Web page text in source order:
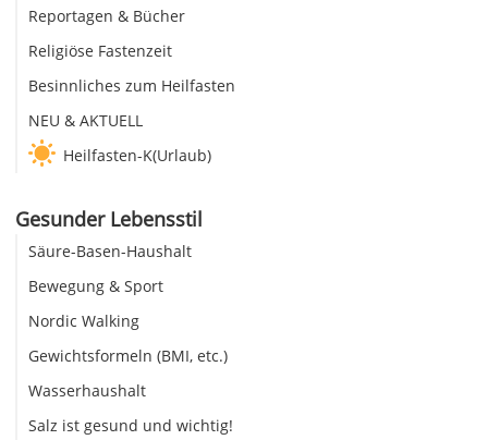
Reportagen & Bücher
Religiöse Fastenzeit
Besinnliches zum Heilfasten
NEU & AKTUELL
Heilfasten-K(Urlaub)
Gesunder Lebensstil
Säure-Basen-Haushalt
Bewegung & Sport
Nordic Walking
Gewichtsformeln (BMI, etc.)
Wasserhaushalt
Salz ist gesund und wichtig!